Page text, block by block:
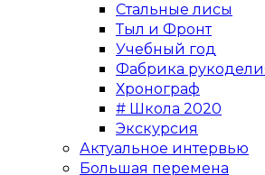
Стальные лисы
Тыл и Фронт
Учебный год
Фабрика
Хронограф
# Школа 2020
Экскурсия
Актуальное интервью
Большая перемена